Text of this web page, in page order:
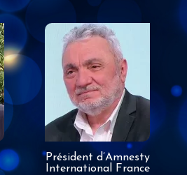
Président d’Amnesty
International France